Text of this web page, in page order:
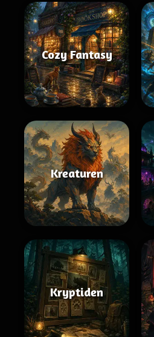
Cozy Fantasy
Kreaturen
Kryptiden